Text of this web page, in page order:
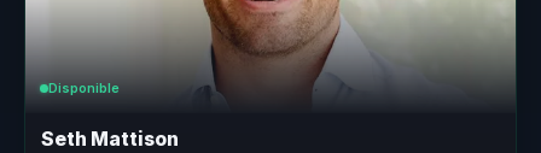
Disponible
Seth Mattison